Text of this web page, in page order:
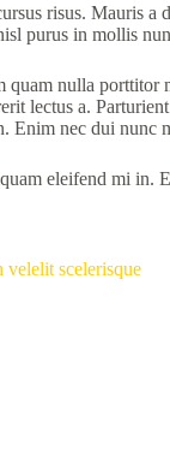
risus. Mauris
purus in mollis
nulla
lectus a.
nec dui nunc
eleifend mi